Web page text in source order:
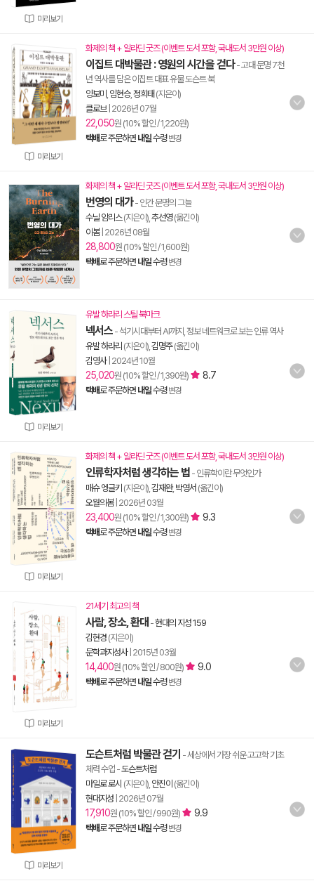
미리보기
미리보기
화제의 책 + 알라딘 굿즈 (이벤트 도서 포함, 국내도서 3만원 이상)
이집트 대박물관 : 영원의 시간을 걷다- 고대 문명 7천
년 역사를 담은 이집트 대표 유물 도슨트 북
양보미 임현승, 정희태 (지은이)
클로브| 2026년 07월
22,050원 (10% 할인 / 1,220원)
택배로 주문하면 내일수령 변경
화제의 책 + 알라딘 굿즈 (이벤트 도서 포함, 국내도서 3만원 이상)
번영의 대가- 인간 문명의 그늘
수닐 암리스(지은이), 추선영(옮긴이)
이봄| 2026년 08월
28,800원 (10% 할인 / 1,600원)
택배로 주문하면 내일수령 변경
미리보기
유발 하라리 스틸 북마크
넥서스 - 석기시대부터 AI까지, 정보 네트워크로 보는 인류 역사
유발 하라리 (지은이), 김명주(옮긴이)
김영사| 2024년 10월
25,020원 (10% 할인 / 1,390원) 8.7
택배로 주문하면 내일수령 변경
미리보기
화제의 책 + 알라딘 굿즈 (이벤트 도서 포함, 국내도서 3만원 이상)
인류학자처럼 생각하는 법 - 인류학이란 무엇인가
매슈 엥글키 (지은이), 김재완, 박영서 (옮긴이)
오월의봄| 2026년 03월
23,400원 (10% 할인 / 1,300원) 9.3
택배로 주문하면 내일수령 변경
미리보기
21세기 최고의 책
사람, 장소, 환대 -현대의 지성 159
김현경 (지은이)
문학과지성사| 2015년 03월
14,400원 (10% 할인 / 800원) 9.0
택배로 주문하면 내일수령 변경
미리보기
도슨트처럼 박물관 걷기 - 세상에서 가장 쉬운 고고학 기초
체력 수업 -도슨트처럼
마일로 로시 (지은이), 안진이 (옮긴이)
현대지성 2026년 07월
17,910원 (10% 할인 / 990원) 9.9
택배로 주문하면 내일수령 변경